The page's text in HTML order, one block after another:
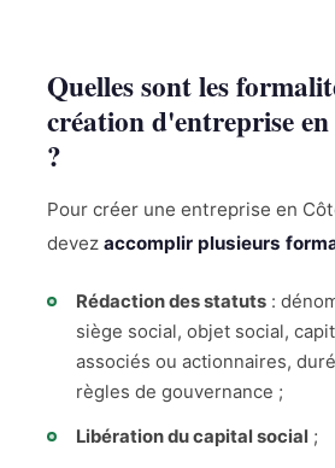
Quelles sont les
création d'entreprise
?
Pour créer une entreprise en
devez accomplir plusieurs
Rédaction des statuts :
siège social, objet social,
associés ou actionnaires,
règles de gouvernance ;
Libération du capital social ;